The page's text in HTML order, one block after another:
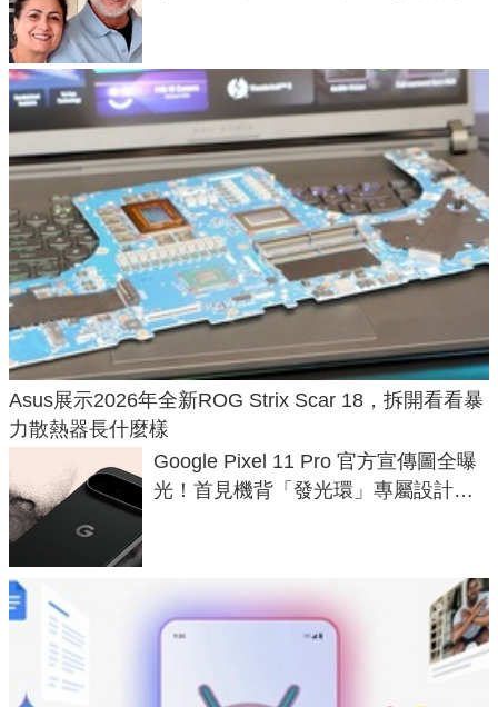
Asus展示2026年全新ROG Strix Scar 18，拆開看看暴
力散熱器長什麼樣
Google Pixel 11 Pro 官方宣傳圖全曝
光！首見機背「發光環」專屬設計、